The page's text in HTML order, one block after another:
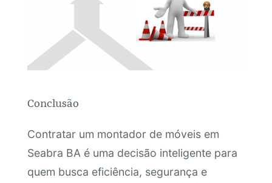
Conclusão
Contratar um montador de móveis em
Seabra BA é uma decisão inteligente para
quem busca eficiência, segurança e